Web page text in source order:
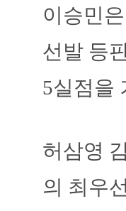
이승민
선발 등
5실점을
허삼영
의 최우